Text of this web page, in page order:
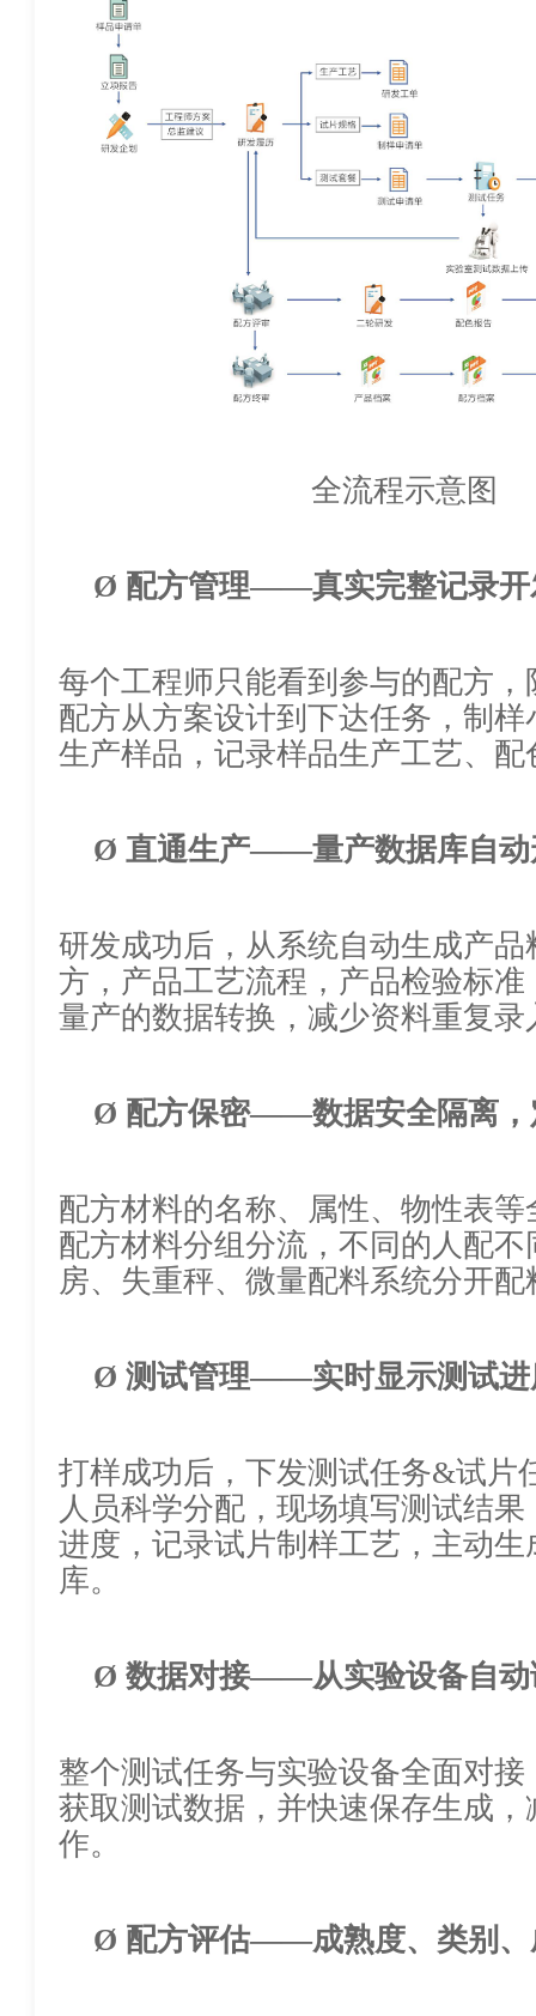
全流程示意图
Ø 配方管理——真实完整记录开
每个工程师只能看到参与的配方
配方从方案设计到下达任务，制样
生产样品，记录样品生产工艺、配
Ø 直通生产——量产数据库自动
研发成功后，从系统自动生成产品料
方，产品工艺流程，产品检验标
量产的数据转换，减少资料重复
Ø 配方保密——数据安全隔离，
配方材料的名称、属性、物性
配方材料分组分流，不同的人配
房、失重秤、微量配料系统分开
Ø测试管理——实时显示测试进
打样成功后，下发测试任务&试片
人员科学分配，现场填写测试结
进度，记录试片制样工艺，主动
库。
Ø数据对接——从实验设备自动
整个测试任务与实验设备全面对
获取测试数据，并快速保存生成
作。
Ø 配方评估——成熟度、类别、